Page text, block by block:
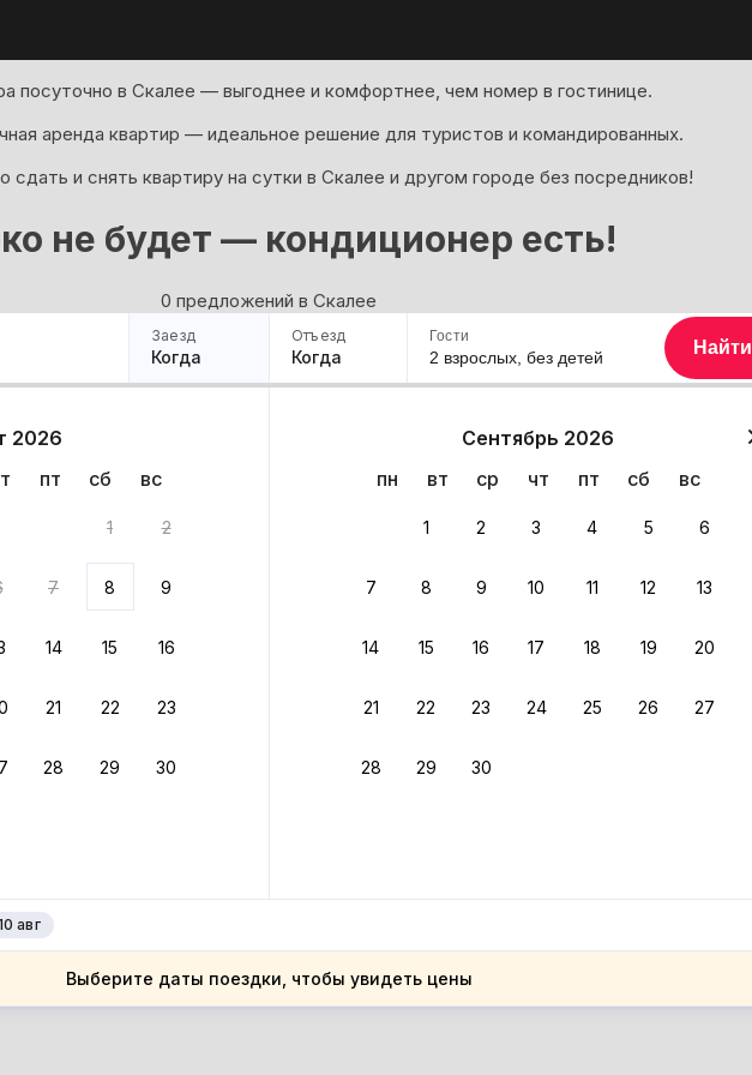
посуточно в Скалее — выгоднее и комфортнее, чем номер в гостинице.
аренда квартир — идеальное решение для туристов и командированных.
сдать и снять квартиру на сутки в Скалее и другом городе без посредников!
не будет — кондиционер есть!
0 предложений в Скалее
Заезд
Когда
Отъезд
Когда
2026
пт сб вс
1 2
7 8 9
14 15 16
21 22 23
28 29 30
Сентябрь 2026
пн
вт ср чт пт сб вс
1 2 3 4 5 6
7 8 9 10 11 12 13
14 15 16 17 18 19 20
21 22 23 24 25 26 27
28 29 30
авг
Выберите даты поездки, чтобы увидеть цены
Гости
2 взрослых, без детей Найти
вариант из результатов поиска не соответствует заданным фильтрам.